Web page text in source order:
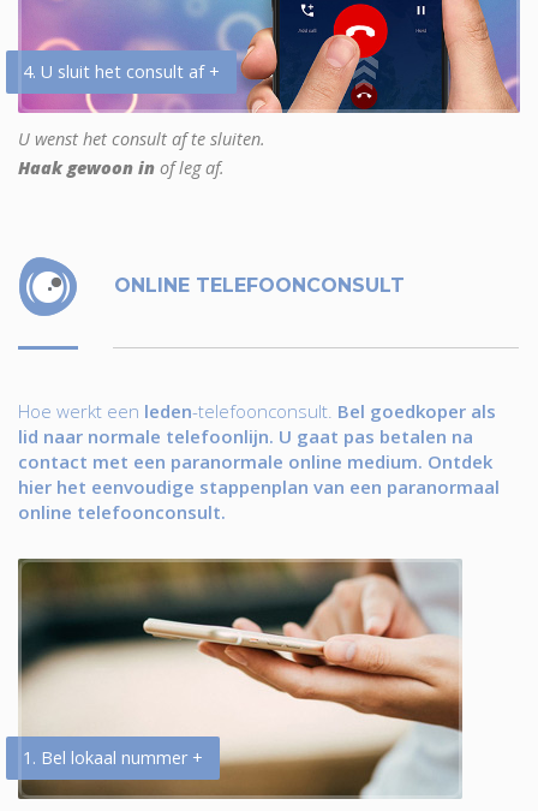
4. U sluit het consult af +
U wenst het consult af te sluiten.
Haak gewoon in of leg af.
ONLINE TELEFOONCONSULT
Hoe werkt een leden-telefoonconsult. Bel goedkoper als
lid naar normale telefoonlijn. U gaat pas betalen na
contact met een paranormale online medium. Ontdek
hier het eenvoudige stappenplan van een paranormaal
online telefoonconsult.
1. Bel lokaal nummer +